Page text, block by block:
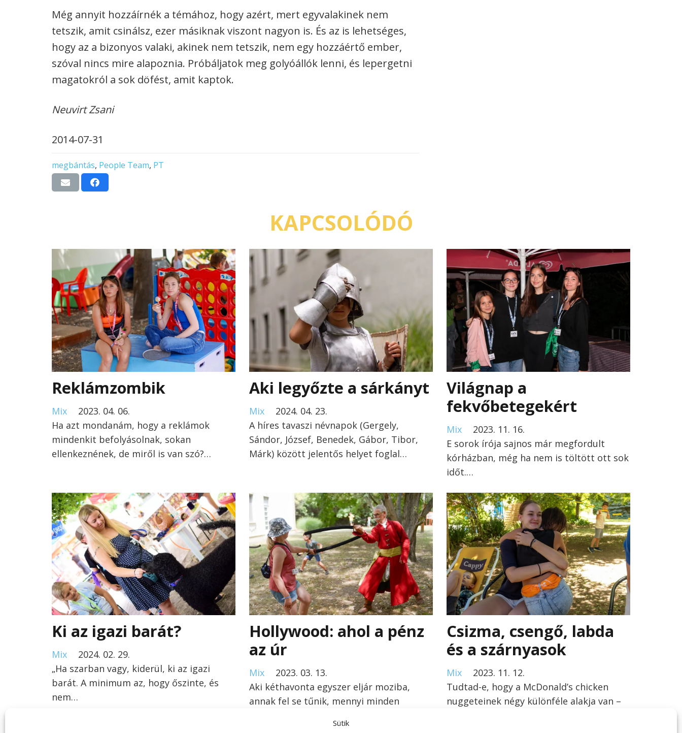
Sütik
Még annyit hozzáírnék a témához, hogy azért, mert egyvalakinek nem
tetszik, amit csinálsz, ezer másiknak viszont nagyon is. És az is lehetséges,
hogy az a bizonyos valaki, akinek nem tetszik, nem egy hozzáértő ember,
szóval nincs mire alapoznia. Próbáljatok meg golyóállók lenni, és lepergetni
magatokról a sok döfést, amit kaptok.
Neuvirt Zsani
2014-07-31
megbántás, People Team, PT
KAPCSOLÓDÓ
Reklámzombik
Mix
2023. 04. 06.
Ha azt mondanám, hogy a reklámok
mindenkit befolyásolnak, sokan
ellenkeznének, de miről is van szó?…
Aki legyőzte a sárkányt
Mix
2024. 04. 23.
A híres tavaszi névnapok (Gergely,
Sándor, József, Benedek, Gábor, Tibor,
Márk) között jelentős helyet foglal…
Világnap a
fekvőbetegekért
Mix
2023. 11. 16.
E sorok írója sajnos már megfordult
kórházban, még ha nem is töltött ott sok
időt.…
Ki az igazi barát?
Mix
2024. 02. 29.
„Ha szarban vagy, kiderül, ki az igazi
barát. A minimum az, hogy őszinte, és
nem…
Hollywood: ahol a pénz
az úr
Mix
2023. 03. 13.
Aki kéthavonta egyszer eljár moziba,
annak fel se tűnik, mennyi minden
Csizma, csengő, labda
és a szárnyasok
Mix
2023. 11. 12.
Tudtad-e, hogy a McDonald’s chicken
nuggeteinek négy különféle alakja van –